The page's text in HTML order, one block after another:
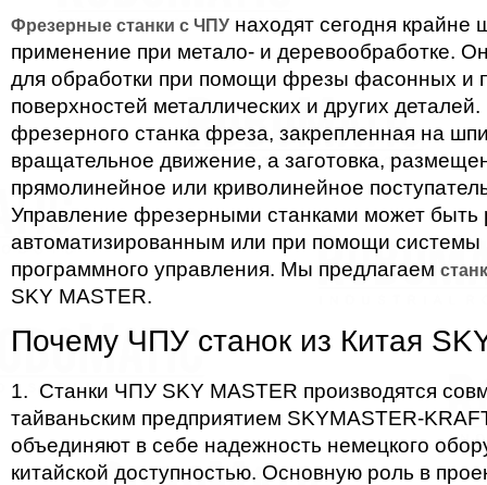
Фрезерные станки с ЧПУ находят сегодня крайне
применение при метало- и деревообработке.
для обработки при помощи фрезы фасонных и
поверхностей металлических и других
фрезерного станка фреза, закрепленная на
вращательное движение, а заготовка,
прямолинейное или криволинейное
Управление фрезерными станками может быть
автоматизированным или при помощи системы
программного управления. Мы предлагаем
SKY MASTER.
Почему ЧПУ станок из Китая
1. Станки ЧПУ SKY MASTER производятся
тайваньским предприятием SKYMASTER-
объединяют в себе надежность немецкого
китайской доступностью. Основную роль в